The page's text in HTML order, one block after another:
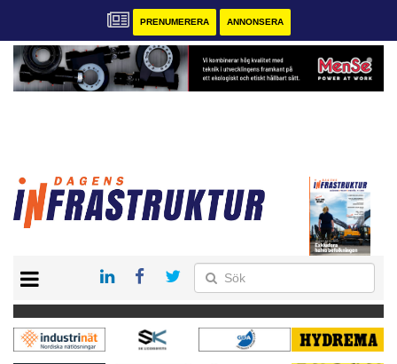
PRENUMERERA ANNONSERA
KONTAKT
VÅRA ANDRA MAGASIN